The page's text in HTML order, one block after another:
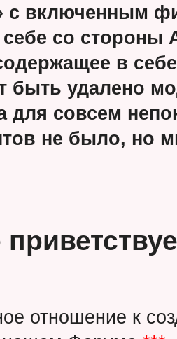
с включенным
со стороны
в
быть удалено
для совсем
не было, но
отношение к